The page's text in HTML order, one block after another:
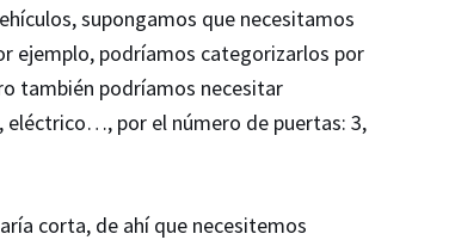
supongamos que necesitamos
ejemplo, podríamos categorizarlos por
también podríamos necesitar
por el número de puertas: 3,
corta, de ahí que necesitemos